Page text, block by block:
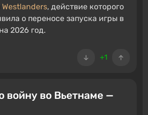
Westlanders, действие которого
о переносе запуска игры в
2026 год.
+1
войну во Вьетнаме —